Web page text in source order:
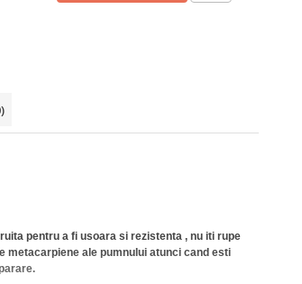
pentru a fi usoara si rezistenta , nu iti rupe
metacarpiene ale pumnului atunci cand esti